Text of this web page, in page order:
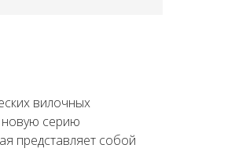
вилочных
новую серию
представляет собой